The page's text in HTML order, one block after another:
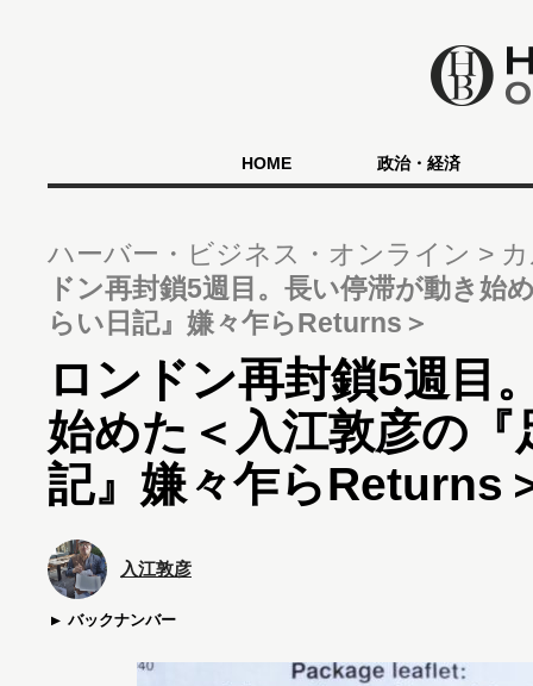
HOME 政治・経済
ハーバー・ビジネス・オンライン
ドン再封鎖5週目。長い停滞が動き始
らい日記』嫌々乍らReturns＞
ロンドン再封鎖5週目
始めた＜入江敦彦の
記』嫌々乍らReturns
入江敦彦
バックナンバー